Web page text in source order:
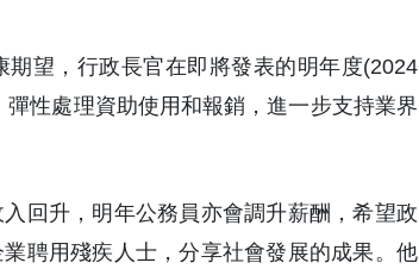
望，行政長官在即將發表的明年度(2024
性處理資助使用和報銷，進一步支持業界
回升，明年公務員亦會調升薪酬，希望政
聘用殘疾人士，分享社會發展的成果。他